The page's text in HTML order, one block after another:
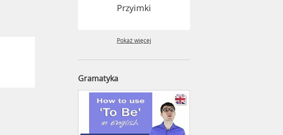
Przyimki
Pokaż więcej
Gramatyka